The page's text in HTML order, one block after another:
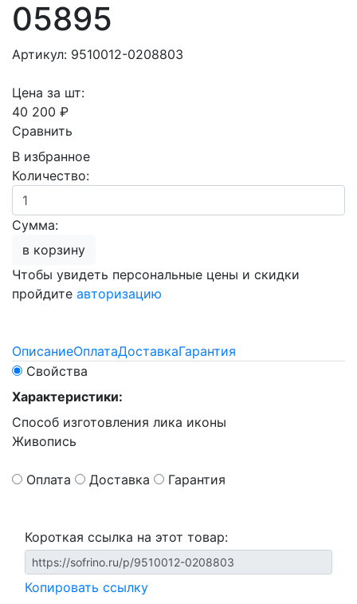
05895
Артикул: 9510012-0208803
Цена за шт:
40 200 ₽
Сравнить
В избранное
Количество:
Сумма:
в корзину
Чтобы увидеть персональные цены и скидки
пройдите авторизацию
ОписаниеОплатаДоставкаГарантия
Свойства
Характеристики:
Способ изготовления лика иконы
Живопись
Оплата Доставка Гарантия
Короткая ссылка на этот товар:
Копировать ссылку